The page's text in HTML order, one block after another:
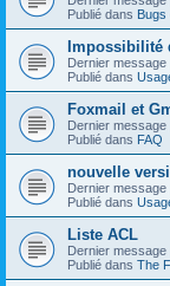
Publié dans Bugs
Impossibilité
Dernier message
Publié dans
Foxmail et
Dernier message
Publié dans FAQ
nouvelle
Dernier message
Publié dans
Liste ACL
Dernier message
Publié dans The